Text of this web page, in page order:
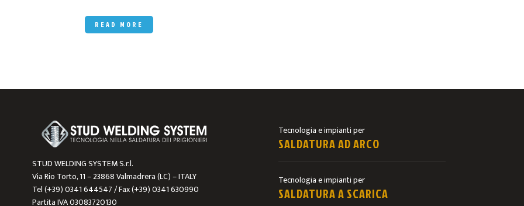
READ MORE
STUD WELDING SYSTEM S.r.l.
Via Rio Torto, 11 – 23868 Valmadrera (LC) – ITALY
Tel (+39) 0341 644547 / Fax (+39) 0341 630990
Partita IVA 03083720130
Tecnologia e impianti per
SALDATURA AD ARCO
Tecnologia e impianti per
SALDATURA A SCARICA